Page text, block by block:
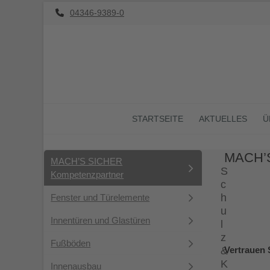
04346-9389-0
STARTSEITE AKTUELLES
Vertrauen
MACH’S SICHER
Kompetenzpartner
Fenster und Türelemente
Innentüren und Glastüren
Fußböden
Innenausbau
S
c
h
u
z
&
K